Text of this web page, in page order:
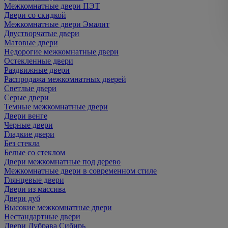
Межкомнатные двери ПЭТ
Двери со скидкой
Межкомнатные двери Эмалит
Двустворчатые двери
Матовые двери
Недорогие межкомнатные двери
Остекленные двери
Раздвижные двери
Распродажа межкомнатных дверей
Светлые двери
Серые двери
Темные межкомнатные двери
Двери венге
Черные двери
Гладкие двери
Без стекла
Белые со стеклом
Двери межкомнатные под дерево
Межкомнатные двери в современном стиле
Глянцевые двери
Двери из массива
Двери дуб
Высокие межкомнатные двери
Нестандартные двери
Двери Дубрава Сибирь